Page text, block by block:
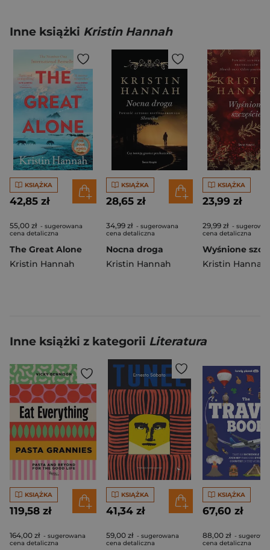
Inne książki Kristin Hannah
KSIĄŻKA
42,85 zł
55,00 zł - sugerowana
cena detaliczna
The Great Alone
Kristin Hannah
KSIĄŻKA
28,65 zł
34,99 zł - sugerowana
cena detaliczna
Nocna droga
Kristin Hannah
KSIĄŻKA
23,99 zł
29,99 zł -
cena detaliczna
Kristin Hannah
Inne książki z kategorii Literatura
KSIĄŻKA
119,58 zł
164,00 zł - sugerowana
cena detaliczna
KSIĄŻKA
41,34 zł
59,00 zł - sugerowana
cena detaliczna
KSIĄŻKA
67,60 zł
88,00 zł -
cena detaliczna